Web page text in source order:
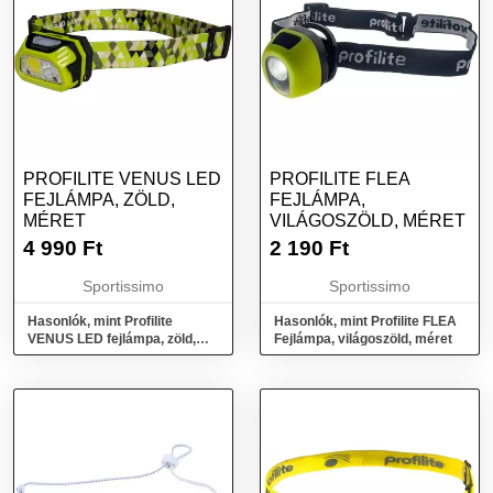
PROFILITE VENUS LED
FEJLÁMPA, ZÖLD,
MÉRET
4 990 Ft
Sportissimo
Hasonlók, mint Profilite
VENUS LED fejlámpa, zöld,
méret
PROFILITE FLEA
FEJLÁMPA,
VILÁGOSZÖLD, MÉRET
2 190 Ft
Sportissimo
Hasonlók, mint Profilite FLEA
Fejlámpa, világoszöld, méret